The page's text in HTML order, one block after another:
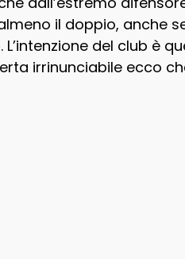
il doppio, anche
del club è
irrinunciabile ecco